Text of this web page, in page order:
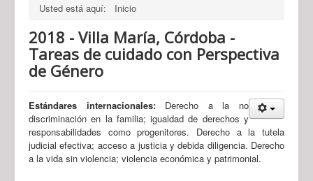
Legislación
Novedades
Recursos y Servicios de Atención
Contacto
Usted está aquí: Inicio
2018 - Villa María, Córdoba -
Tareas de cuidado con Perspectiva
de Género
Estándares internacionales: Derecho a la no
discriminación en la familia; igualdad de derechos y
responsabilidades como progenitores. Derecho a la tutela
judicial efectiva; acceso a justicia y debida diligencia. Derecho
a la vida sin violencia; violencia económica y patrimonial.